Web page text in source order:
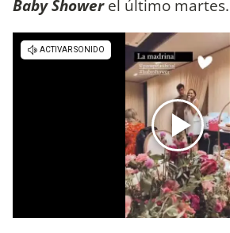
Baby Showerel último martes.